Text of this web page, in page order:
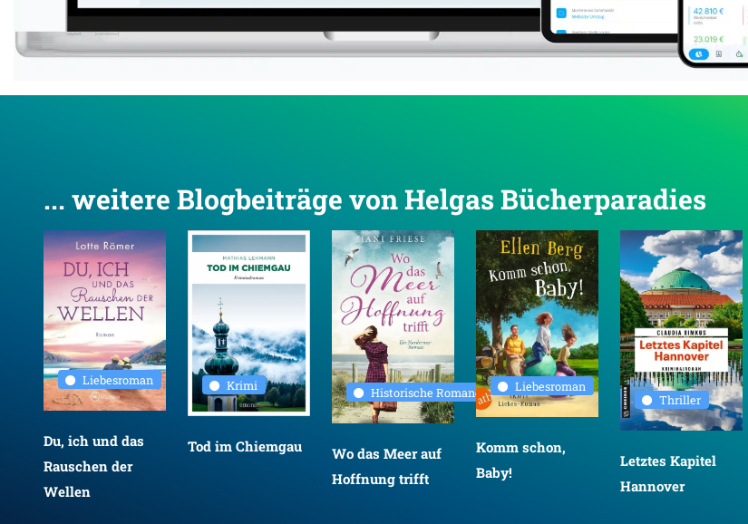
... weitere Blogbeiträge von Helgas Bücherparadies
Liebesroman
Du, ich und das
Rauschen der
Wellen
Krimi
Tod im Chiemgau
Historische Romane
Wo das Meer auf
Hoffnung trifft
Liebesroman
Komm schon,
Baby!
Thriller
Letztes Kapitel
Hannover